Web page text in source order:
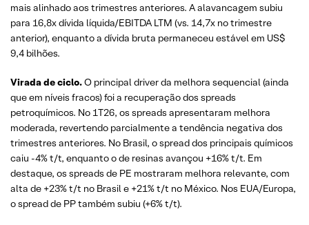
mais alinhado aos trimestres anteriores. A alavancagem subiu
para 16,8x dívida líquida/EBITDA LTM (vs. 14,7x no trimestre
anterior), enquanto a dívida bruta permaneceu estável em US$
9,4 bilhões.
Virada de ciclo.O principal driver da melhora sequencial (ainda
que em níveis fracos) foi a recuperação dos spreads
petroquímicos. No 1T26, os spreads apresentaram melhora
moderada, revertendo parcialmente a tendência negativa dos
trimestres anteriores. No Brasil, o spread dos principais químicos
caiu -4% t/t, enquanto o de resinas avançou +16% t/t. Em
destaque, os spreads de PE mostraram melhora relevante, com
alta de +23% t/t no Brasil e +21% t/t no México. Nos EUA/Europa,
o spread de PP também subiu (+6% t/t).